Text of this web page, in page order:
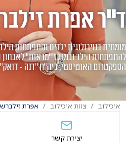
ד"ר אפרת
מומחית בנוירולוגית ילדים והתפתחות
להתפתחות הילד ובמרכז "מראות" לאבחון
הספקטרום האוטיסטי, ביה"ח "דנה - דואק"
איכילוב צוות איכילוב אפרת
יצירת קשר